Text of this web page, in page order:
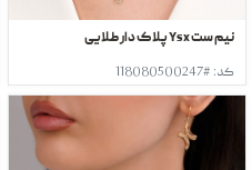
نیم ست Ysx پلاک دار طلایی
کد: #118080500247